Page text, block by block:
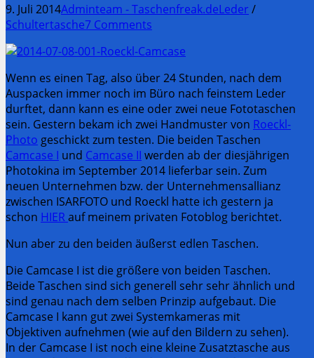
9. Juli 2014Adminteam - Taschenfreak.deLeder /
Schultertasche7 Comments
Wenn es einen Tag, also über 24 Stunden, nach dem
Auspacken immer noch im Büro nach feinstem Leder
durftet, dann kann es eine oder zwei neue Fototaschen
sein. Gestern bekam ich zwei Handmuster von Roeckl-
Photo geschickt zum testen. Die beiden Taschen
Camcase I und Camcase II werden ab der diesjährigen
Photokina im September 2014 lieferbar sein. Zum
neuen Unternehmen bzw. der Unternehmensallianz
zwischen ISARFOTO und Roeckl hatte ich gestern ja
schon HIERauf meinem privaten Fotoblog berichtet.
Nun aber zu den beiden äußerst edlen Taschen.
Die Camcase I ist die größere von beiden Taschen.
Beide Taschen sind sich generell sehr sehr ähnlich und
sind genau nach dem selben Prinzip aufgebaut. Die
Camcase I kann gut zwei Systemkameras mit
Objektiven aufnehmen (wie auf den Bildern zu sehen).
In der Camcase I ist noch eine kleine Zusatztasche aus